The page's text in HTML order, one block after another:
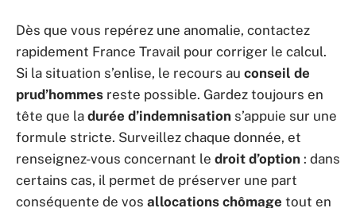
Dès que vous repérez une anomalie, contactez
rapidement France Travail pour corriger le calcul.
Si la situation s’enlise, le recours au conseil de
prud’hommes reste possible. Gardez toujours en
tête que la durée d’indemnisation s’appuie sur une
formule stricte. Surveillez chaque donnée, et
renseignez-vous concernant le droit d’option : dans
certains cas, il permet de préserver une part
conséquente de vos allocations chômage tout en